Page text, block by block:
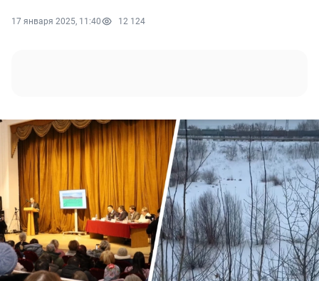
17 января 2025, 11:40 12 124